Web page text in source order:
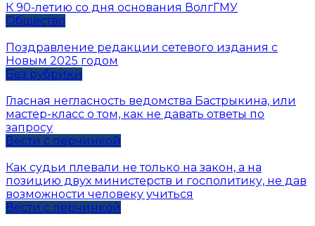
К 90-летию со дня основания ВолгГМУ
Общество
Поздравление редакции сетевого издания с
Новым 2025 годом
Без рубрики
Гласная негласность ведомства Бастрыкина, или
мастер-класс о том, как не давать ответы по
запросу
Вести с перчинкой
Как судьи плевали не только на закон, а на
позицию двух министерств и госполитику, не дав
возможности человеку учиться
Вести с перчинкой